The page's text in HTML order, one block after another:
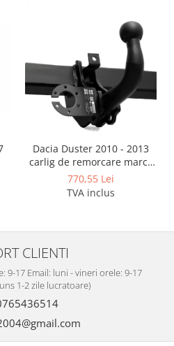
Dacia Duster 2010 - 2013
carlig de remorcare marca
Autohak
770,55 Lei
TVA inclus
CLIENTI
9-17 Email: luni - vineri orele: 9-17
1-2 zile lucratoare)